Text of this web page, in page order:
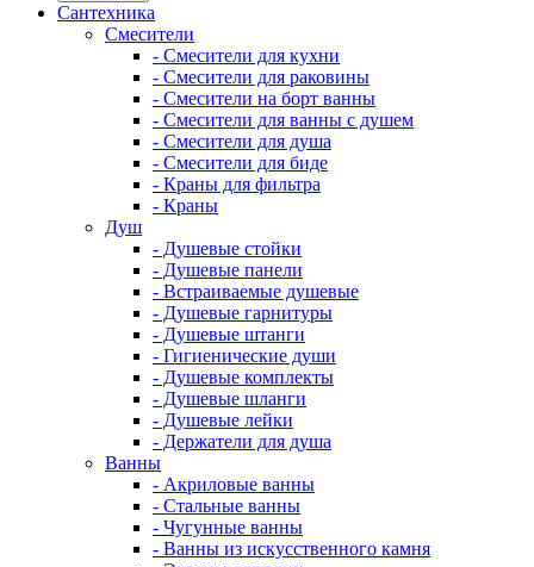
Сантехника
Смесители
- Смесители для кухни
- Смесители для раковины
- Смесители на борт ванны
- Смесители для ванны с душем
- Смесители для душа
- Смесители для биде
- Краны для фильтра
- Краны
Душ
- Душевые стойки
- Душевые панели
- Встраиваемые душевые
- Душевые гарнитуры
- Душевые штанги
- Гигиенические души
- Душевые комплекты
- Душевые шланги
- Душевые лейки
- Держатели для душа
Ванны
- Акриловые ванны
- Стальные ванны
- Чугунные ванны
- Ванны из искусственного камня